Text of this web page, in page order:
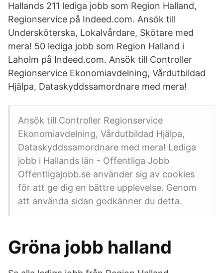
Hallands 211 lediga jobb som Region Halland,
Regionservice på Indeed.com. Ansök till
Undersköterska, Lokalvårdare, Skötare med
mera! 50 lediga jobb som Region Halland i
Laholm på Indeed.com. Ansök till Controller
Regionservice Ekonomiavdelning, Vårdutbildad
Hjälpa, Dataskyddssamordnare med mera!
Ansök till Controller Regionservice
Ekonomiavdelning, Vårdutbildad Hjälpa,
Dataskyddssamordnare med mera! Lediga
jobb i Hallands län - Offentliga Jobb
Offentligajobb.se använder sig av cookies
för att ge dig en bättre upplevelse. Genom
att använda sidan godkänner du detta.
Gröna jobb halland